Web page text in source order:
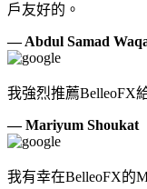
戶友好的。
— Abdul Samad
我強烈推薦BelleoFX
— Mariyum Shoukat
我有幸在BelleoFX的